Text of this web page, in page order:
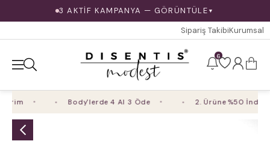
3 AKTİF KAMPANYA — GÖRÜNTÜLE ▼
Sipariş TakibiKurumsal
6
Body'lerde 4 Al 3 Öde 2. Ürüne %50 İndirim